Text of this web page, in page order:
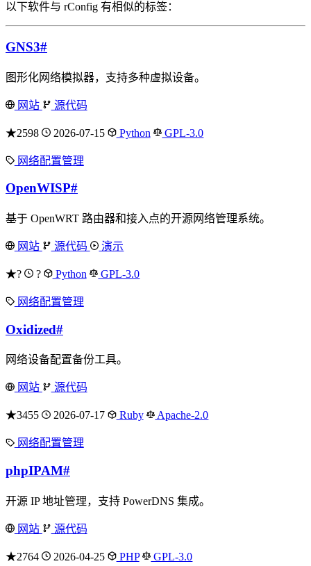
以下软件与 rConfig 有相似的标签：
GNS3#
图形化网络模拟器，支持多种虚拟设备。
网站 源代码
★2598 2026-07-15 Python GPL-3.0
网络配置管理
OpenWISP#
基于 OpenWRT 路由器和接入点的开源网络管理系统。
网站 源代码 演示
★? ? Python GPL-3.0
网络配置管理
Oxidized#
网络设备配置备份工具。
网站 源代码
★3455 2026-07-17 Ruby Apache-2.0
网络配置管理
phpIPAM#
开源 IP 地址管理，支持 PowerDNS 集成。
网站 源代码
★2764 2026-04-25 PHP GPL-3.0